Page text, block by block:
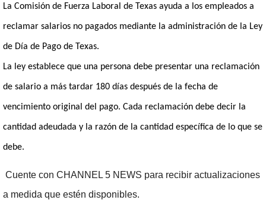
La Comisión de Fuerza Laboral de Texas ayuda a los empleados a
reclamar salarios no pagados mediante la administración de la Ley
de Día de Pago de Texas.
La ley establece que una persona debe presentar una reclamación
de salario a más tardar 180 días después de la fecha de
vencimiento original del pago. Cada reclamación debe decir la
cantidad adeudada y la razón de la cantidad específica de lo que se
debe.
Cuente con CHANNEL 5 NEWS para recibir actualizaciones
a medida que estén disponibles.